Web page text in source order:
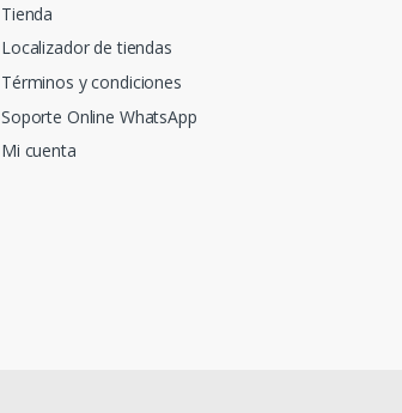
Tienda
Localizador de tiendas
Términos y condiciones
Soporte Online WhatsApp
Mi cuenta